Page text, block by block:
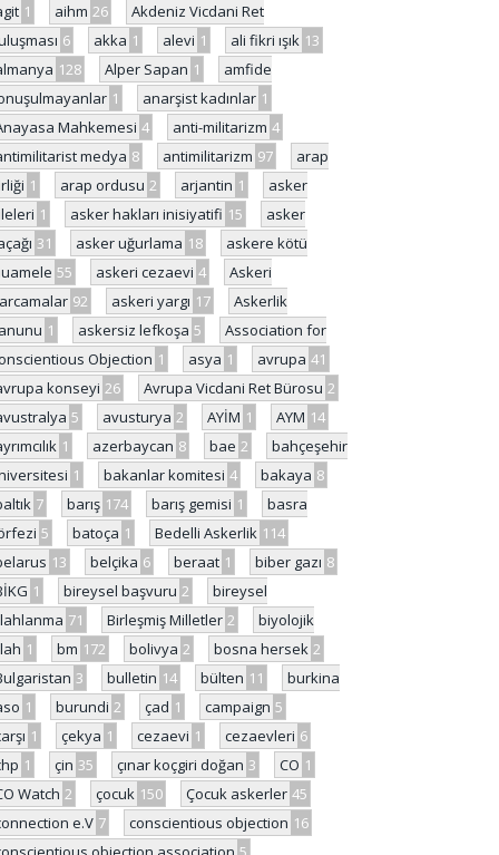
1 aihm 26
Akdeniz Vicdani Ret
6 akka 1 alevi 1 ali fikri ışık 13
128 Alper Sapan 1
amfide
1 anarşist kadınlar 1
Mahkemesi 4 anti-militarizm 4
medya 8 antimilitarizm 97
arap
1 arap ordusu 2 arjantin 1
asker
1 asker hakları inisiyatifi 15
asker
31 asker uğurlama 18
askere kötü
55 askeri cezaevi 4
Askeri
92 askeri yargı 17
Askerlik
1 askersiz lefkoşa 5
Association for
Objection 1 asya 1 avrupa 41
konseyi 26 Avrupa Vicdani Ret Bürosu 2
5 avusturya 2 AYİM 1 AYM 14
1 azerbaycan 8 bae 2
bahçeşehir
1 bakanlar komitesi 4 bakaya 8
7 barış 174 barış gemisi 1
basra
5 batoça 1 Bedelli Askerlik 114
13 belçika 6 beraat 1 biber gazı 8
1 bireysel başvuru 2
bireysel
71 Birleşmiş Milletler 2
biyolojik
1 bm 172 bolivya 2 bosna hersek 2
3 bulletin 14 bülten 11
burkina
1 burundi 2 çad 1 campaign 5
1 çekya 1 cezaevi 1 cezaevleri 6
1 çin 35 çınar koçgiri doğan 3 CO 1
Watch 2 çocuk 150 Çocuk askerler 45
e.V 7 conscientious objection 16